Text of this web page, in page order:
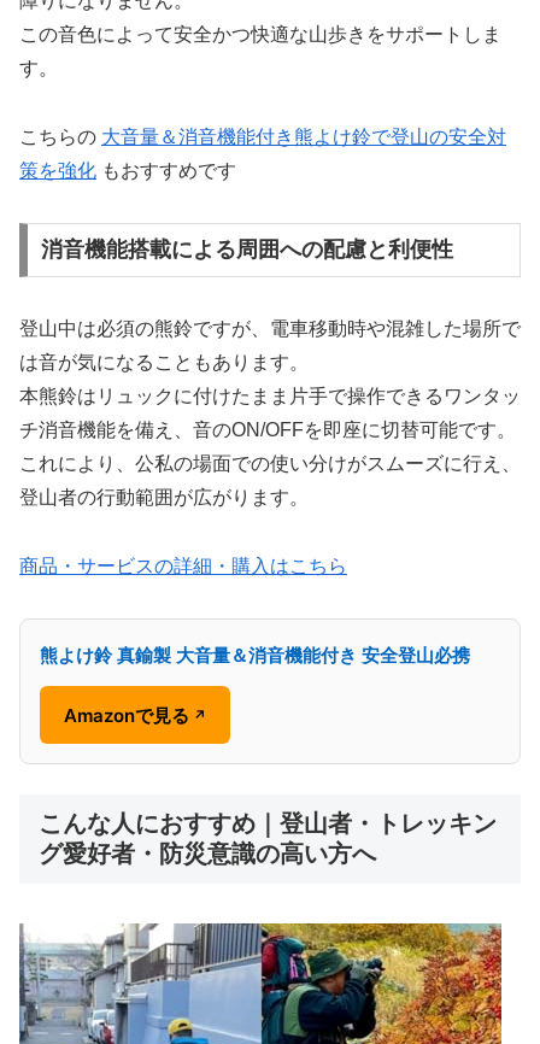
この音色によって安全かつ快適な山歩きをサポートしま
す。
こちらの 大音量＆消音機能付き熊よけ鈴で登山の安全対
策を強化 もおすすめです
消音機能搭載による周囲への配慮と利便性
登山中は必須の熊鈴ですが、電車移動時や混雑した場所で
は音が気になることもあります。
本熊鈴はリュックに付けたまま片手で操作できるワンタッ
チ消音機能を備え、音のON/OFFを即座に切替可能です。
これにより、公私の場面での使い分けがスムーズに行え、
登山者の行動範囲が広がります。
商品・サービスの詳細・購入はこちら
熊よけ鈴 真鍮製 大音量＆消音機能付き 安全登山必携
Amazonで見る ↗
こんな人におすすめ｜登山者・トレッキン
グ愛好者・防災意識の高い方へ